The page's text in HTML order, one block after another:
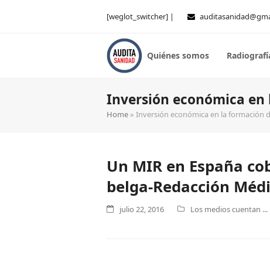
[weglot_switcher] |
Quiénes somos
Inversión económica
Home » Inversión económica en la formación
Un MIR en España
belga-Redacción
julio 22, 2016 Los medios cuentan ...